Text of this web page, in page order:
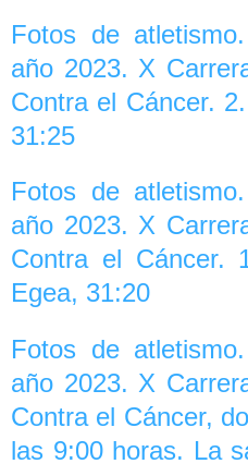
Fotos de
año 2023. X
Contra el Cáncer.
31:25
Fotos de
año 2023. X
Contra el Cáncer.
Egea, 31:20
Fotos de
año 2023. X
Contra el Cáncer,
las 9:00 horas. La